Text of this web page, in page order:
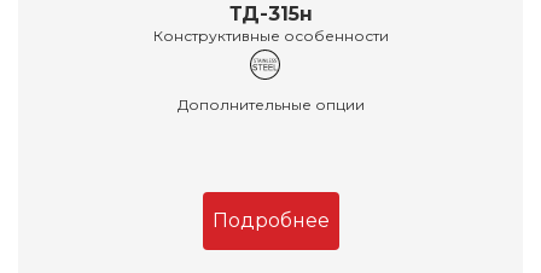
ТД-315н
Конструктивные особенности
Дополнительные опции
Подробнее